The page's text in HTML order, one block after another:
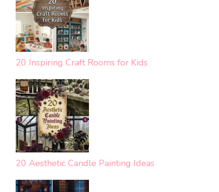
20 Inspiring Craft Rooms for Kids
20 Aesthetic Candle Painting Ideas